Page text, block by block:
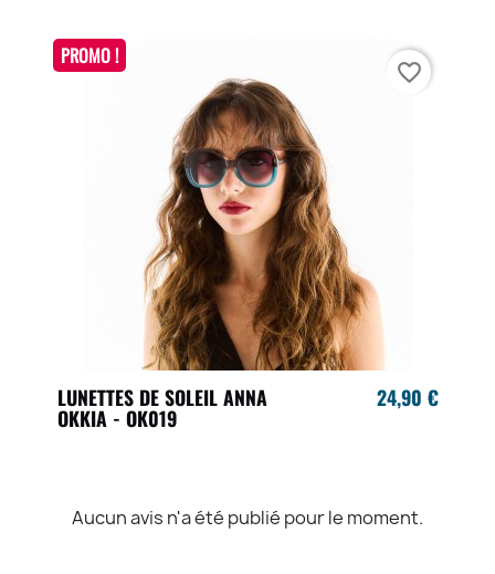
LUNETTES DE SOLEIL ANNA
OKKIA - OK019
24,90 €
PROMO !
favorite_border
Aucun avis n'a été publié pour le moment.